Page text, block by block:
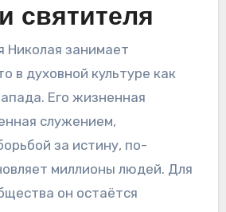
святителя
Николая занимает
в духовной культуре как
Его жизненная
служением,
за истину, по-
миллионы людей. Для
он остаётся